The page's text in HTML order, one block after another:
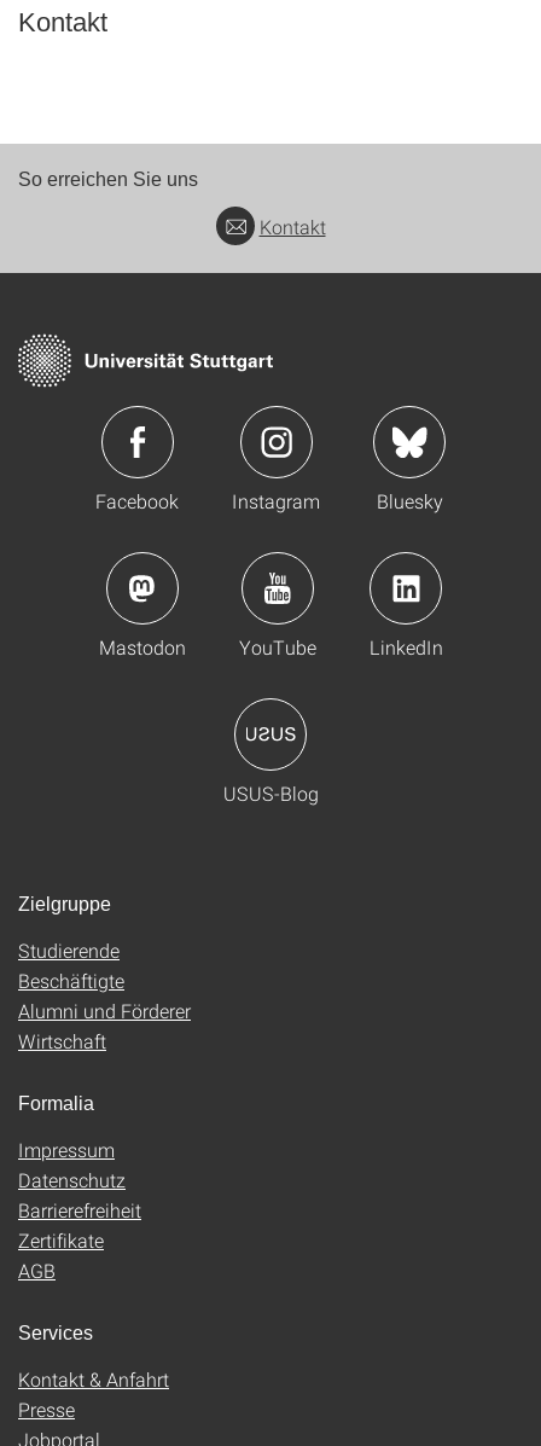
Kontakt
So erreichen Sie uns
Kontakt
Facebook Instagram Bluesky
Mastodon YouTube LinkedIn
USUS-Blog
Zielgruppe
Studierende
Beschäftigte
Alumni und Förderer
Wirtschaft
Formalia
Impressum
Datenschutz
Barrierefreiheit
Zertifikate
AGB
Services
Kontakt & Anfahrt
Presse
Jobportal